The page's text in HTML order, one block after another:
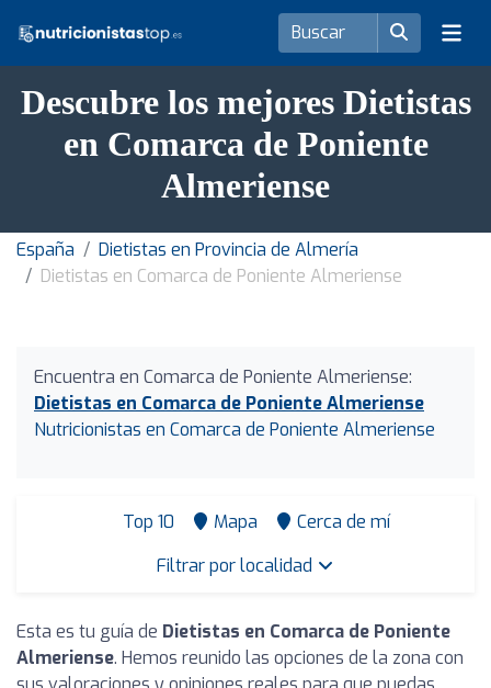
Descubre los mejores Dietistas
en Comarca de Poniente
Almeriense
España
Dietistas en Provincia de Almería
Dietistas en Comarca de Poniente Almeriense
Encuentra en Comarca de Poniente Almeriense:
Dietistas en Comarca de Poniente Almeriense
Nutricionistas en Comarca de Poniente Almeriense
Top 10 Mapa
Cerca de mí
Filtrar por localidad
Esta es tu guía de Dietistas en Comarca de Poniente
Almeriense. Hemos reunido las opciones de la zona con